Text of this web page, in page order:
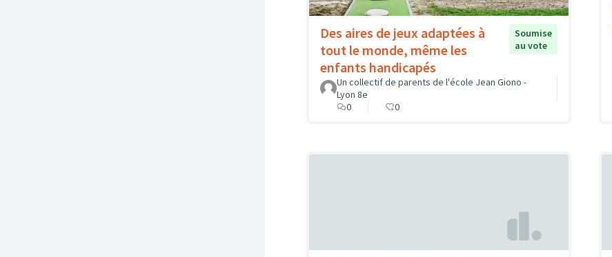
Des aires de jeux adaptées à
tout le monde, même les
enfants handicapés
Soumise
au vote
Un collectif de parents de l'école Jean Giono -
Lyon 8e
0
0